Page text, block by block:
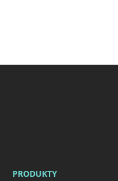
PRODUKTY